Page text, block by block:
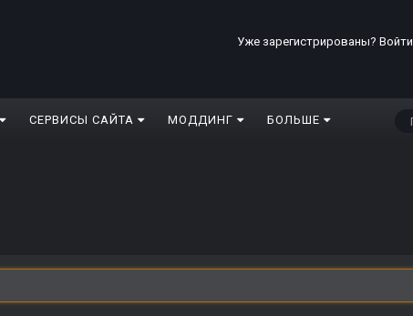
Уже зарегистрированы? Войти
СЕРВИСЫ САЙТА МОДДИНГ БОЛЬШЕ